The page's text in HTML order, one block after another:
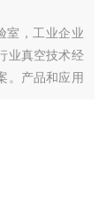
室，工业企业
业真空技术经
。产品和应用
各种真空测量